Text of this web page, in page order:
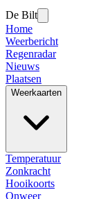
De Bilt
Home
Weerbericht
Regenradar
Nieuws
Plaatsen
Weerkaarten
Temperatuur
Zonkracht
Hooikoorts
Onweer